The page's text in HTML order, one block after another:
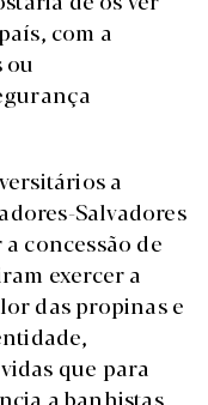
com a
a
Salvadores
concessão de
exercer a
das propinas e
que para
a banhistas